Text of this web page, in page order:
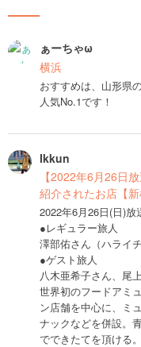
ぁーちゃω
横浜
おすすめは、山形県
人気No.1です！
Ikkun
【2022年6月26日
紹介されたお店【新
2022年6月26日(日)放
●レギュラー旅人
澤部佑さん（ハライチ
●ゲスト旅人
八木亜希子さん、尾
世界初のフードアミ
ン店舗を中心に、ミ
ナックなどを併設。
でできたてを頂ける。